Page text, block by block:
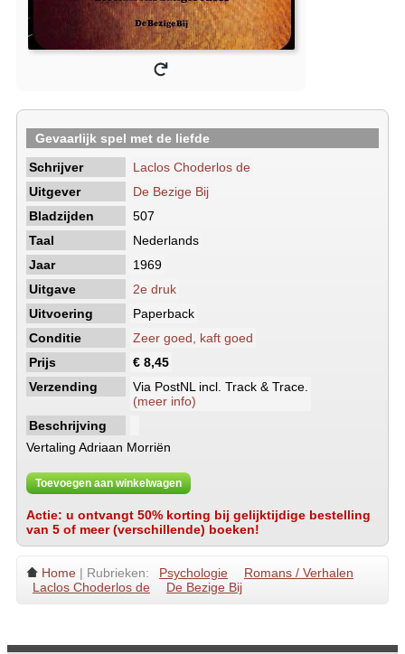
Gevaarlijk spel met de liefde
Schrijver
Laclos Choderlos de
Uitgever
De Bezige Bij
Bladzijden
507
Taal
Nederlands
Jaar
1969
Uitgave
2e druk
Uitvoering
Paperback
Conditie
Zeer goed, kaft goed
Prijs
€ 8,45
Verzending
Via PostNL incl. Track & Trace.
(meer info)
Beschrijving
Vertaling Adriaan Morriën
Toevoegen aan winkelwagen
Actie: u ontvangt 50% korting bij gelijktijdige bestelling
van 5 of meer (verschillende) boeken!
Home | Rubrieken: Psychologie
Romans / Verhalen
Laclos Choderlos de
De Bezige Bij